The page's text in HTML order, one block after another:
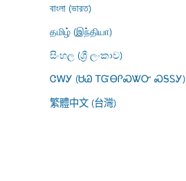
বাংলা (ভারত)
தமிழ் (இந்தியா)
සිංහල (ශ්‍රී ලංකාව)
ᏣᎳᎩ (ᏌᏊ ᎢᏳᎾᎵᏍᏔᏅ ᏍᎦᏚᎩ)
繁體中文 (台灣)